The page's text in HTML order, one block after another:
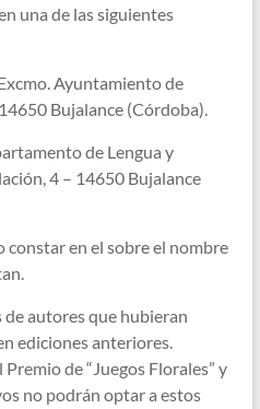
una de las siguientes
Ayuntamiento de
Bujalance (Córdoba).
de Lengua y
4 – 14650 Bujalance
en el sobre el nombre
de autores que hubieran
ediciones anteriores.
de “Juegos Florales” y
no podrán optar a estos